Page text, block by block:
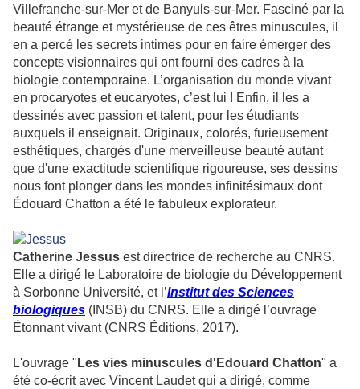
Villefranche-sur-Mer et de Banyuls-sur-Mer. Fasciné par la
beauté étrange et mystérieuse de ces êtres minuscules, il
en a percé les secrets intimes pour en faire émerger des
concepts visionnaires qui ont fourni des cadres à la
biologie contemporaine. L’organisation du monde vivant
en procaryotes et eucaryotes, c’est lui ! Enfin, il les a
dessinés avec passion et talent, pour les étudiants
auxquels il enseignait. Originaux, colorés, furieusement
esthétiques, chargés d'une merveilleuse beauté autant
que d'une exactitude scientifique rigoureuse, ses dessins
nous font plonger dans les mondes infinitésimaux dont
Édouard Chatton a été le fabuleux explorateur.
Catherine Jessus est directrice de recherche au CNRS.
Elle a dirigé le Laboratoire de biologie du Développement
à Sorbonne Université, et l’Institut des Sciences
biologiques (INSB) du CNRS. Elle a dirigé l’ouvrage
Étonnant vivant (CNRS Éditions, 2017).
L'ouvrage " Les vies minuscules d'Edouard Chatton" a
été co-écrit avec Vincent Laudet qui a dirigé, comme